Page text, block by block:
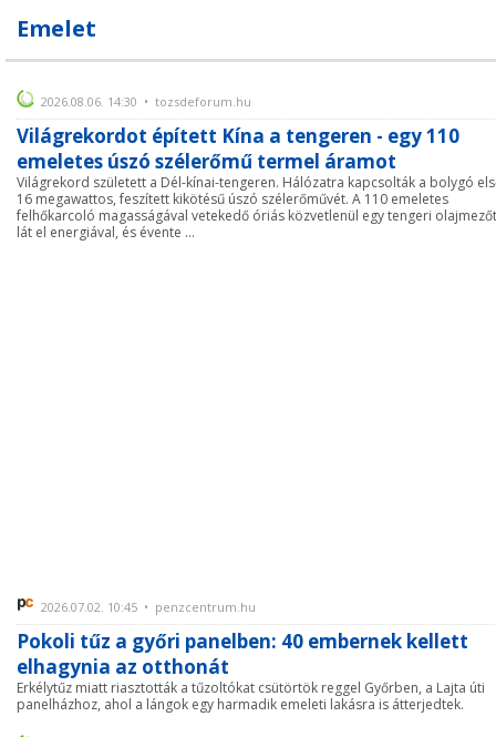
Emelet
2026.08.06. 14:30 • tozsdeforum.hu
Világrekordot épített Kína a tengeren - egy 110
emeletes úszó szélerőmű termel áramot
Világrekord született a Dél-kínai-tengeren. Hálózatra kapcsolták a bolygó
16 megawattos, feszített kikötésű úszó szélerőművét. A 110 emeletes
felhőkarcoló magasságával vetekedő óriás közvetlenül egy tengeri olajmezőt
lát el energiával, és évente ...
2026.07.02. 10:45 • penzcentrum.hu
Pokoli tűz a győri panelben: 40 embernek kellett
elhagynia az otthonát
Erkélytűz miatt riasztották a tűzoltókat csütörtök reggel Győrben, a Lajta úti
panelházhoz, ahol a lángok egy harmadik emeleti lakásra is átterjedtek.